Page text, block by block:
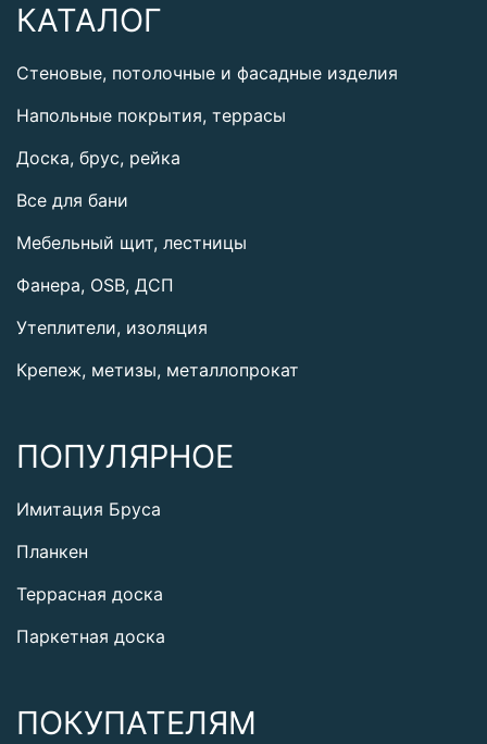
КАТАЛОГ
Стеновые, потолочные и фасадные изделия
Напольные покрытия, террасы
Доска, брус, рейка
Все для бани
Мебельный щит, лестницы
Фанера, OSB, ДСП
Утеплители, изоляция
Крепеж, метизы, металлопрокат
ПОПУЛЯРНОЕ
Имитация Бруса
Планкен
Террасная доска
Паркетная доска
ПОКУПАТЕЛЯМ